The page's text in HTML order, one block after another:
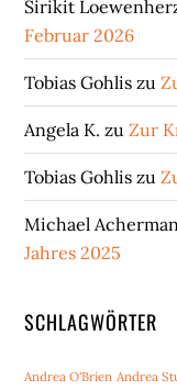
Sirikit
Februar 2026
Tobias Gohlis zu
Angela K. zuZur
Tobias Gohlis zu
Michael
Jahres 2025
SCHLAGWÖRTER
Andrea O'Brien Andrea